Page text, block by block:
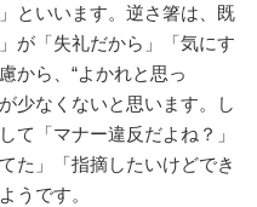
といいます。逆さ箸は、既
が「失礼だから」「気にす
から、“よかれと思っ
少なくないと思います。し
て「マナー違反だよね？」
た」「指摘したいけどでき
うです。